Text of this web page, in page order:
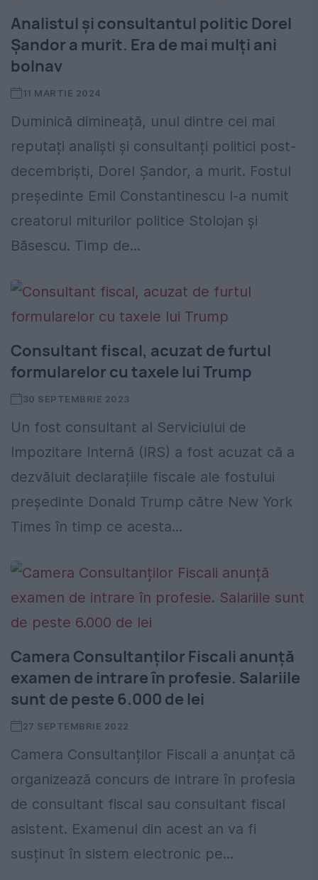
Analistul și consultantul politic Dorel
Șandor a murit. Era de mai mulți ani
bolnav
11 MARTIE 2024
Duminică dimineață, unul dintre cei mai
reputați analiști și consultanți politici post-
decembriști, Dorel Șandor, a murit. Fostul
președinte Emil Constantinescu l-a numit
creatorul miturilor politice Stolojan și
Băsescu. Timp de...
Consultant fiscal, acuzat de furtul
formularelor cu taxele lui Trump
30 SEPTEMBRIE 2023
Un fost consultant al Serviciului de
Impozitare Internă (IRS) a fost acuzat că a
dezvăluit declarațiile fiscale ale fostului
președinte Donald Trump către New York
Times în timp ce acesta...
Camera Consultanților Fiscali anunță
examen de intrare în profesie. Salariile
sunt de peste 6.000 de lei
27 SEPTEMBRIE 2022
Camera Consultanților Fiscali a anunțat că
organizează concurs de intrare în profesia
de consultant fiscal sau consultant fiscal
asistent. Examenul din acest an va fi
susținut în sistem electronic pe...